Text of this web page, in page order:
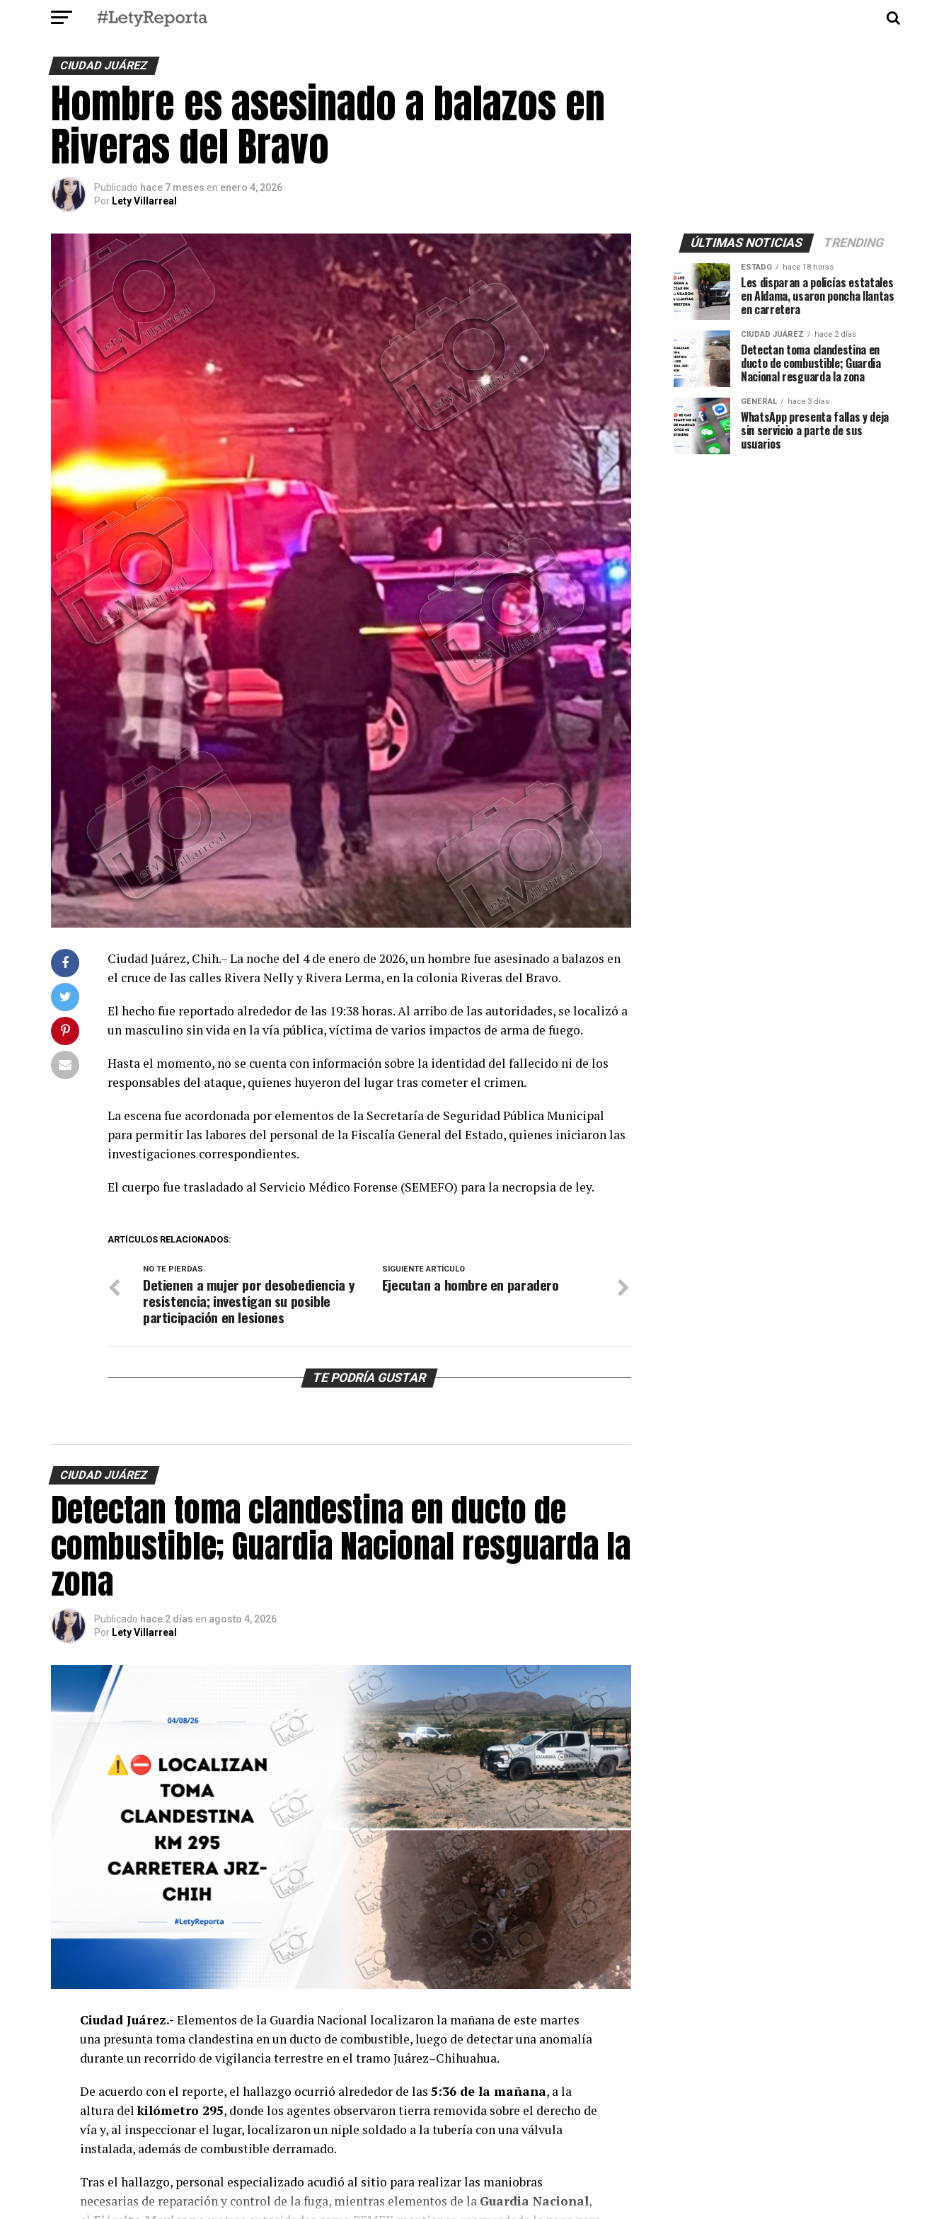
CIUDAD JUÁREZ
Hombre es asesinado a balazos en
Riveras del Bravo
Publicado hace 7 meses en enero 4, 2026
Por Lety Villarreal
Ciudad Juárez, Chih.– La noche del 4 de enero de 2026, un hombre fue asesinado a balazos en
el cruce de las calles Rivera Nelly y Rivera Lerma, en la colonia Riveras del Bravo.
El hecho fue reportado alrededor de las 19:38 horas. Al arribo de las autoridades, se localizó a
un masculino sin vida en la vía pública, víctima de varios impactos de arma de fuego.
Hasta el momento, no se cuenta con información sobre la identidad del fallecido ni de los
responsables del ataque, quienes huyeron del lugar tras cometer el crimen.
La escena fue acordonada por elementos de la Secretaría de Seguridad Pública Municipal
para permitir las labores del personal de la Fiscalía General del Estado, quienes iniciaron las
investigaciones correspondientes.
El cuerpo fue trasladado al Servicio Médico Forense (SEMEFO) para la necropsia de ley.
ARTÍCULOS RELACIONADOS:
SIGUIENTE ARTÍCULO
Ejecutan a hombre en paradero
NO TE PIERDAS
Detienen a mujer por desobediencia y
resistencia; investigan su posible
participación en lesiones
TE PODRÍA GUSTAR
CIUDAD JUÁREZ
Detectan toma clandestina en ducto de
combustible; Guardia Nacional resguarda la
zona
Publicado hace 2 días en agosto 4, 2026
Por Lety Villarreal
Ciudad Juárez.- Elementos de la Guardia Nacional localizaron la mañana de este martes
una presunta toma clandestina en un ducto de combustible, luego de detectar una anomalía
durante un recorrido de vigilancia terrestre en el tramo Juárez–Chihuahua.
De acuerdo con el reporte, el hallazgo ocurrió alrededor de las 5:36 de la mañana, a la
altura delkilómetro 295, donde los agentes observaron tierra removida sobre el derecho de
vía y, al inspeccionar el lugar, localizaron un niple soldado a la tubería con una válvula
instalada, además de combustible derramado.
Tras el hallazgo, personal especializado acudió al sitio para realizar las maniobras
necesarias de reparación y control de la fuga, mientras elementos de la Guardia Nacional,
ÚLTIMAS NOTICIAS TRENDING
ESTADO hace 18 horas
Les disparan a policías estatales
en Aldama, usaron poncha llantas
en carretera
CIUDAD JUÁREZ hace 2 días
Detectan toma clandestina en
ducto de combustible; Guardia
Nacional resguarda la zona
GENERAL hace 3 días
WhatsApp presenta fallas y deja
sin servicio a parte de sus
usuarios